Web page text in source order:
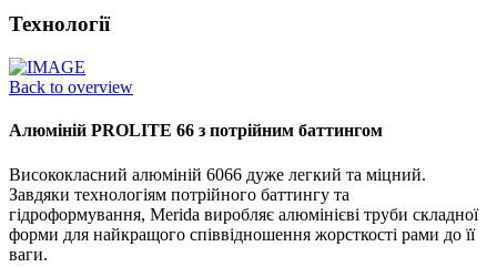
Технології
Back to overview
Алюміній PROLITE 66 з потрійним баттингом
Висококласний алюміній 6066 дуже легкий та міцний.
Завдяки технологіям потрійного баттингу та
гідроформування, Merida виробляє алюмінієві труби складної
форми для найкращого співвідношення жорсткості рами до її
ваги.